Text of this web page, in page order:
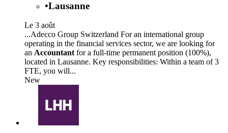
•Lausanne
Le 3 août
...Adecco Group Switzerland For an international group
operating in the financial services sector, we are looking for
an Accountant for a full-time permanent position (100%),
located in Lausanne. Key responsibilities: Within a team of 3
FTE, you will...
New